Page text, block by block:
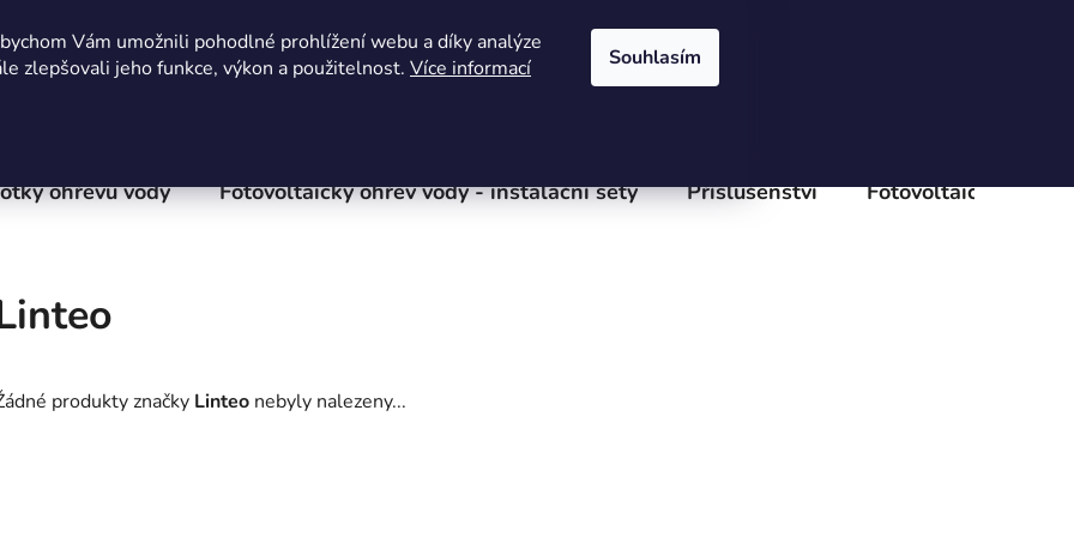
Vám umožnili pohodlné prohlížení webu a díky analýze
zlepšovali jeho funkce, výkon a použitelnost. Více informací Souhlasím
KOŠÍK
ohřevu vody Fotovoltaický ohřev vody - instalační sety Příslušenství Fotovoltaické
produkty značky Linteo nebyly nalezeny...